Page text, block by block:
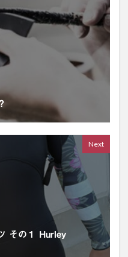
Next
その１ Hurley